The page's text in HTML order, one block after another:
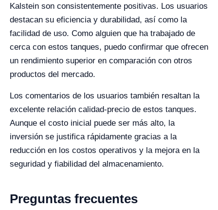
Kalstein son consistentemente positivas. Los usuarios
destacan su eficiencia y durabilidad, así como la
facilidad de uso. Como alguien que ha trabajado de
cerca con estos tanques, puedo confirmar que ofrecen
un rendimiento superior en comparación con otros
productos del mercado.
Los comentarios de los usuarios también resaltan la
excelente relación calidad-precio de estos tanques.
Aunque el costo inicial puede ser más alto, la
inversión se justifica rápidamente gracias a la
reducción en los costos operativos y la mejora en la
seguridad y fiabilidad del almacenamiento.
Preguntas frecuentes